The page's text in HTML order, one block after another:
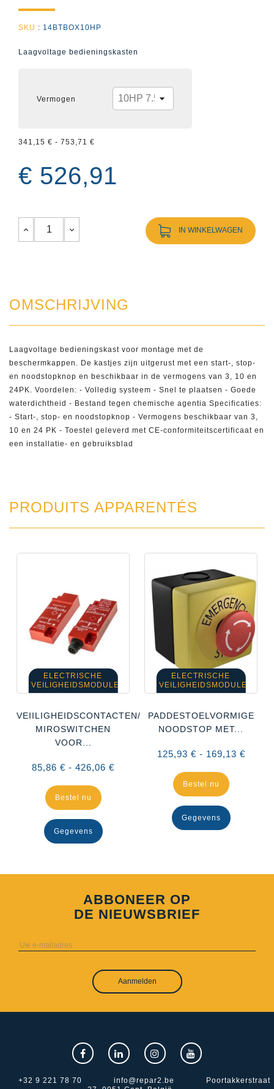
SKU : 14BTBOX10HP
Laagvoltage bedieningskasten
Vermogen
341,15 € - 753,71 €
€ 526,91
IN WINKELWAGEN
OMSCHRIJVING
Laagvoltage bedieningskast voor montage met de
beschermkappen. De kastjes zijn uitgerust met een start-, stop-
en noodstopknop en beschikbaar in de vermogens van 3, 10 en
24PK. Voordelen: - Volledig systeem - Snel te plaatsen - Goede
waterdichtheid - Bestand tegen chemische agentia Specificaties:
- Start-, stop- en noodstopknop - Vermogens beschikbaar van 3,
10 en 24 PK - Toestel geleverd met CE-conformiteitscertificaat en
een installatie- en gebruiksblad
PRODUITS APPARENTÉS
ELECTRISCHE
VEILIGHEIDSMODULE
VEIILIGHEIDSCONTACTEN/
MIROSWITCHEN
VOOR...
85,86 € - 426,06 €
Bestel nu
Gegevens
ELECTRISCHE
VEILIGHEIDSMODULE
PADDESTOELVORMIGE
NOODSTOP MET...
125,93 € - 169,13 €
Bestel nu
Gegevens
ABBONEER OP
DE NIEUWSBRIEF
Aanmelden
+32 9 221 78 70 info@repar2.be
Poortakkerstraat